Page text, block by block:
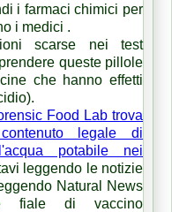
i farmaci chimici per
i medici .
scarse nei test
queste pillole
che hanno effetti
Food Lab trova
legale di
potabile nei
leggendo le notizie
Natural News
fiale di vaccino